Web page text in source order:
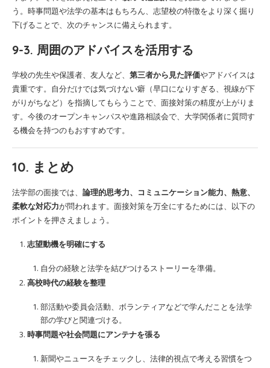
う。時事問題や法学の基本はもちろん、志望校の特徴をより深く掘り
下げることで、次のチャンスに備えられます。
9-3. 周囲のアドバイスを活用する
学校の先生や保護者、友人など、 第三者から見た評価やアドバイスは
貴重です。自分だけでは気づけない癖（早口になりすぎる、視線が下
がりがちなど）を指摘してもらうことで、面接対策の精度が上がりま
す。今後のオープンキャンパスや進路相談会で、大学関係者に質問す
る機会を持つのもおすすめです。
10. まとめ
法学部の面接では、 論理的思考力、コミュニケーション能力、熱意、
柔軟な対応力が問われます。面接対策を万全にするためには、以下の
ポイントを押さえましょう。
志望動機を明確にする
自分の経験と法学を結びつけるストーリーを準備。
高校時代の経験を整理
部活動や委員会活動、ボランティアなどで学んだことを法学
部の学びと関連づける。
時事問題や社会問題にアンテナを張る
新聞やニュースをチェックし、法律的視点で考える習慣をつ